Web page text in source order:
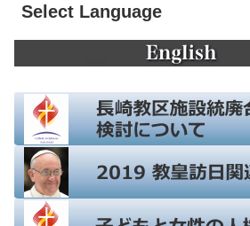
Select Language